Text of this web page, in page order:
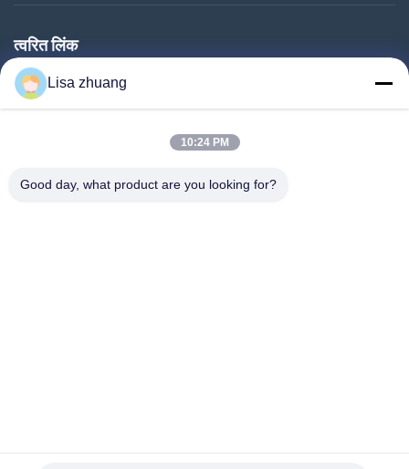
त्वरित लिंक
घर
उत्पादों
हमारे बारे में
Lisa zhuang
10:24 PM
Good day, what product are you looking for?